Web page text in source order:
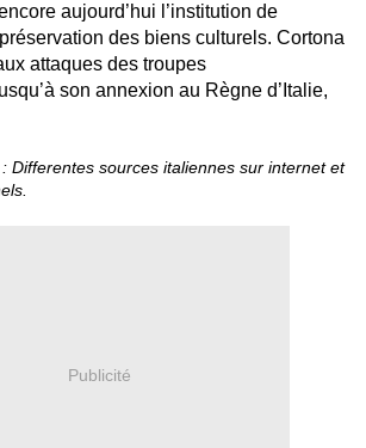
aujourd’hui l’institution de
des biens culturels. Cortona
attaques des troupes
son annexion au Règne d’Italie,
Differentes sources italiennes sur internet et
Publicité